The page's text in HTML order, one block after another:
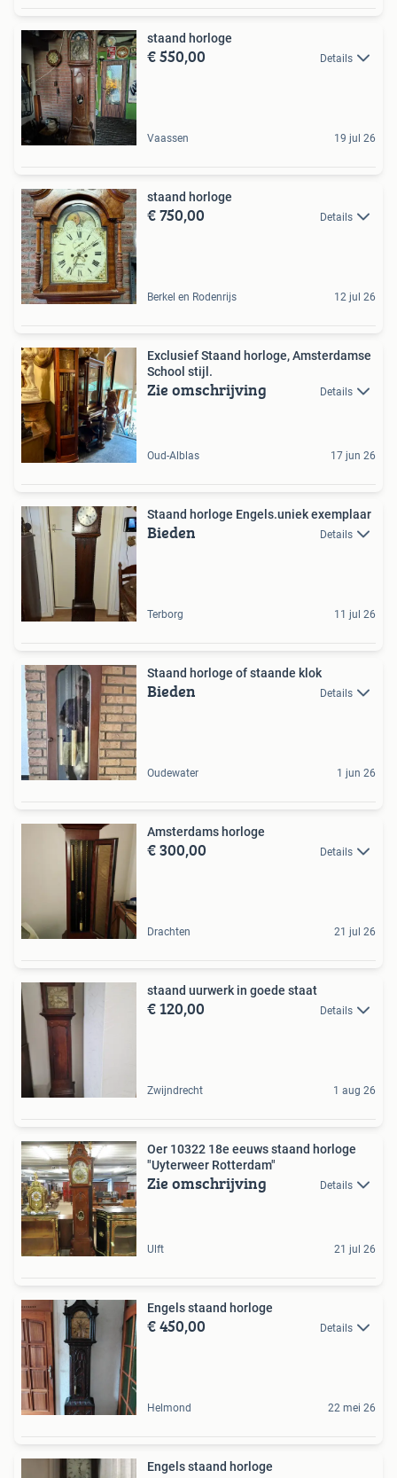
staand horloge
€ 550,00 Details
Vaassen 19 jul 26
staand horloge
€ 750,00 Details
Berkel en Rodenrijs 12 jul 26
Exclusief Staand horloge, Amsterdamse
School stijl.
Zie omschrijving Details
Oud-Alblas 17 jun 26
Staand horloge Engels.uniek exemplaar
Bieden Details
Terborg 11 jul 26
Staand horloge of staande klok
Bieden Details
Oudewater 1 jun 26
Amsterdams horloge
€ 300,00 Details
Drachten 21 jul 26
staand uurwerk in goede staat
€ 120,00 Details
Zwijndrecht 1 aug 26
Oer 10322 18e eeuws staand horloge
"Uyterweer Rotterdam"
Zie omschrijving Details
Ulft 21 jul 26
Engels staand horloge
€ 450,00 Details
Helmond 22 mei 26
Engels staand horloge